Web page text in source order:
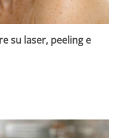
su laser, peeling e